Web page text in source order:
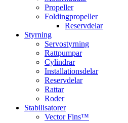
Propeller
Foldingpropeller
Reservdelar
Styrning
Servostyrning
Rattpumpar
Cylindrar
Installationsdelar
Reservdelar
Rattar
Roder
Stabilisatorer
Vector Fins™